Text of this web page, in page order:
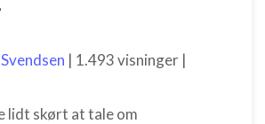
| 1.493 visninger |
lidt skørt at tale om